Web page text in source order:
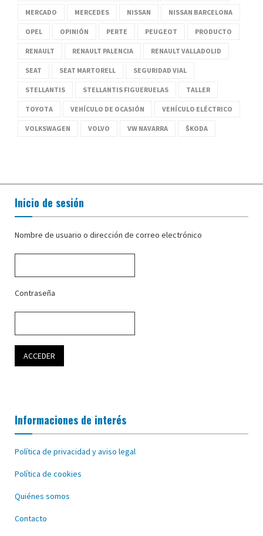
MERCADO MERCEDES NISSAN NISSAN BARCELONA
OPEL OPINIÓN PERTE PEUGEOT PRODUCTO
RENAULT RENAULT PALENCIA RENAULT VALLADOLID
SEAT SEAT MARTORELL SEGURIDAD VIAL
STELLANTIS STELLANTIS FIGUERUELAS TALLER
TOYOTA VEHÍCULO DE OCASIÓN VEHÍCULO ELÉCTRICO
VOLKSWAGEN VOLVO VW NAVARRA ŠKODA
Inicio de sesión
Nombre de usuario o dirección de correo electrónico
Contraseña
Informaciones de interés
Política de privacidad y aviso legal
Política de cookies
Quiénes somos
Contacto